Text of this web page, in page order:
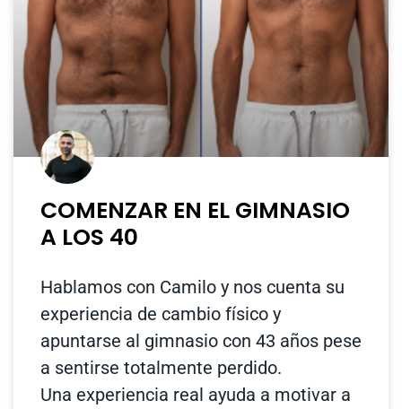
COMENZAR EN EL GIMNASIO
A LOS 40
Hablamos con Camilo y nos cuenta su
experiencia de cambio físico y
apuntarse al gimnasio con 43 años pese
a sentirse totalmente perdido.
Una experiencia real ayuda a motivar a